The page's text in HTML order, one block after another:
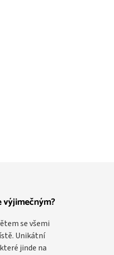
výjimečným?
se všemi
Unikátní
jinde na